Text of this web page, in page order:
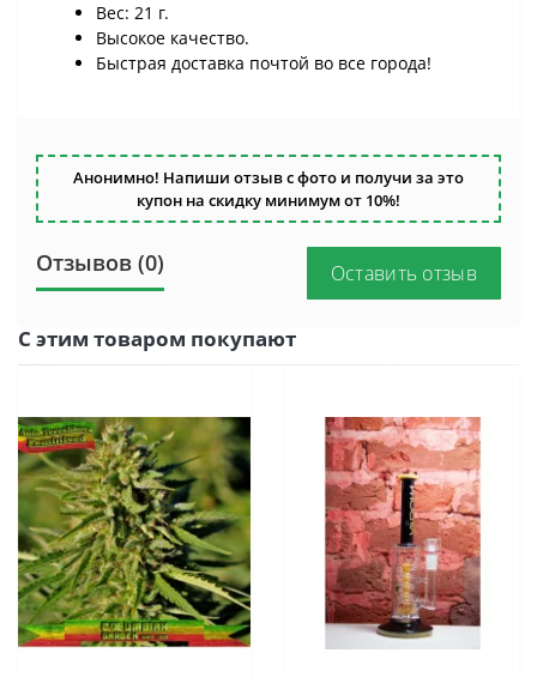
Вес: 21 г.
Высокое качество.
Быстрая доставка почтой во все города!
Анонимно! Напиши отзыв с фото и получи за это
купон на скидку минимум от 10%!
Отзывов (0) Оставить отзыв
С этим товаром покупают